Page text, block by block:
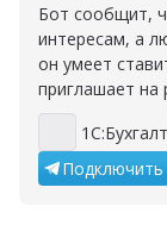
Бот сообщит,
интересам, а
он умеет
приглашает на
Подключить